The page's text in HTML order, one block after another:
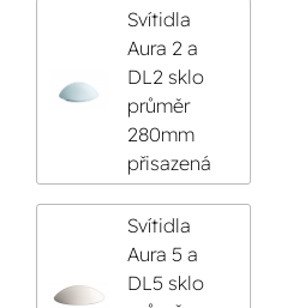
Svítidla
Aura 2 a
DL2 sklo
průměr
280mm
přisazená
Svítidla
Aura 5 a
DL5 sklo